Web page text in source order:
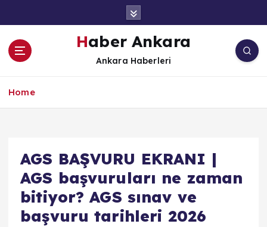
Haber Ankara
Ankara Haberleri
Home
AGS BAŞVURU EKRANI |
AGS başvuruları ne zaman
bitiyor? AGS sınav ve
başvuru tarihleri 2026